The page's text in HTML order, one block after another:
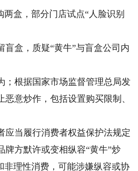
盒，部分门店试点“人脸识别
盒，质疑“黄牛”与盲盒公司内
根据国家市场监督管理总局发
意炒作，包括设置购买限制、
当履行消费者权益保护法规定
方默许或变相纵容“黄牛”炒
非理性消费，可能涉嫌纵容或协